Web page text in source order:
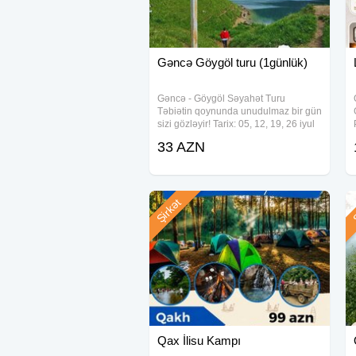
Gəncə Göygöl turu (1günlük)
Gəncə - Göygöl Səyahət Turu
Təbiətin qoynunda unudulmaz bir gün
sizi gözləyir! Tarix: 05, 12, 19, 26 iyul
Standart Paket - 38 AZN - Qiymətə
Ekskursiyalar Səhər
33 AZN
Qax İlisu Kampı
Şirkət